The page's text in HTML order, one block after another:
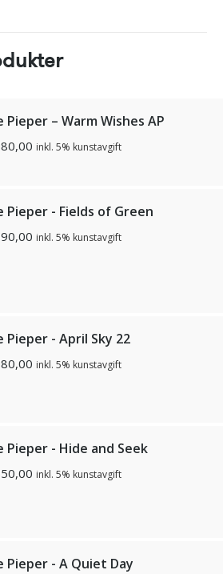
Pieper – Warm Wishes AP
inkl. 5% kunstavgift
Pieper - Fields of Green
inkl. 5% kunstavgift
Pieper - April Sky 22
inkl. 5% kunstavgift
Pieper - Hide and Seek
inkl. 5% kunstavgift
Pieper - A Quiet Day